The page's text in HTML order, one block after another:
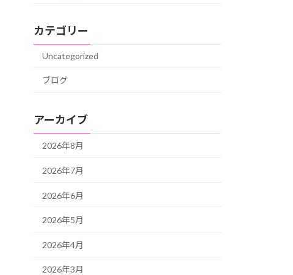
カテゴリー
Uncategorized
ブログ
アーカイブ
2026年8月
2026年7月
2026年6月
2026年5月
2026年4月
2026年3月